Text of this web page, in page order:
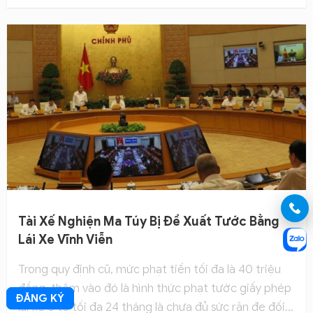
điện thoại sẽ khiến bạn không tập trung và gây ra
hàng loạt vụ tai nạn đáng tiếc.
Tài Xế Nghiện Ma Túy Bị Đề Xuất Tước Bằng
Lái Xe Vĩnh Viễn
Trong quy định cũ, mức phạt tiền tối đa là 40 triệu
đồng, thêm vào đó là hình thức phạt tước giấy phép
lái xe ô tô tối đa 24 tháng là chưa đủ sức răn đe đối
ĐĂNG KÝ